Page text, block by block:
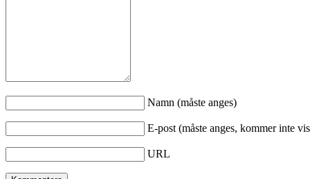
Namn (måste anges)
E-post (måste anges, kommer inte
URL